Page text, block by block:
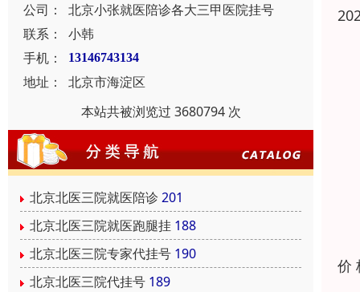
公司：
北京小张就医陪诊各大三甲医院挂号
联系：
小韩
手机：
13146743134
地址：
北京市海淀区
本站共被浏览过 3680794 次
北京北医三院就医陪诊201
北京北医三院就医跑腿挂 188
北京北医三院专家代挂号 190
北京北医三院代挂号 189
价